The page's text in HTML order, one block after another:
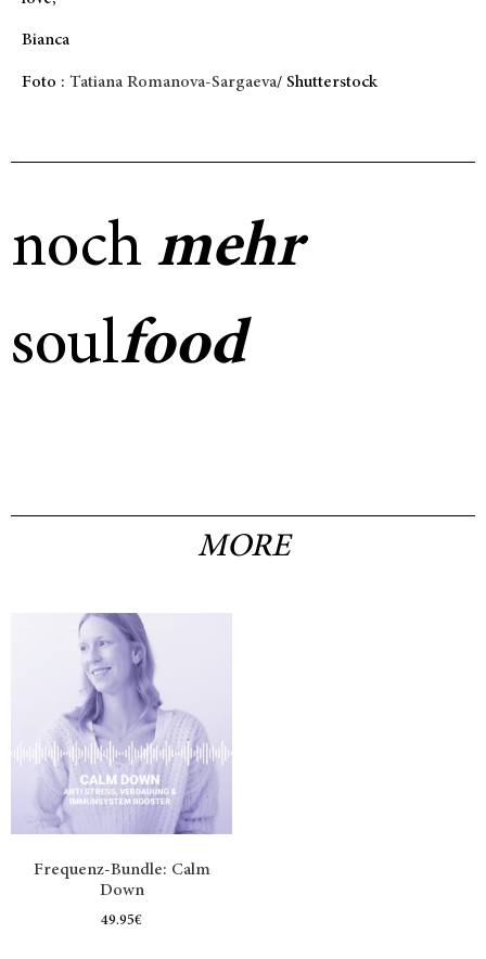
Bianca
Foto : Tatiana Romanova-Sargaeva/ Shutterstock
noch mehr
soulfood
MORE
Frequenz-Bundle: Calm
Down
49.95€